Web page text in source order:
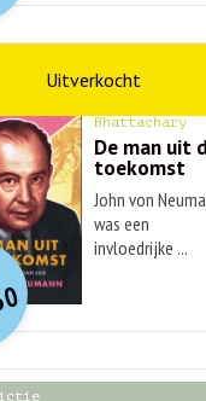
Bhattachary
De man uit
toekomst
John von
was een
invloedrijke ...
€ 29,99.
€ 12,50.